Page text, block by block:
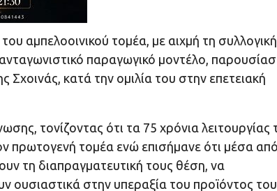
αμπελοοινικού τομέα, με αιχμή τη συλλογική
παραγωγικό μοντέλο,
κατά την ομιλία του στην επετειακή
τονίζοντας ότι τα 75 χρόνια λειτουργίας
πρωτογενή τομέα ενώ επισήμανε ότι μέσα
τη διαπραγματευτική τους θέση, να
στην υπεραξία του προϊόντος